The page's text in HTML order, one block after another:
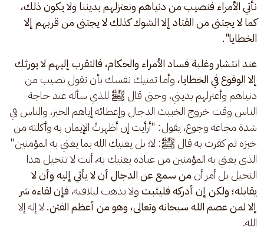
نأتي الأمراء فنصيب من دنياهم ونعتزلهم بديننا ولا يكون ذلك،
كما لا يجتنى من القتاد إلا الشوك كذلك لا يجتنى من قربهم إلا
الخطايا".
عند انتشار وغلبة فساد الأمراء والحكام، فالتقرب إليهم لا يورثك
إلا الوقوع في الخطايا، وأما تمنيك نفسك بأن تقول نصيب من
دنياهم وأعتزلهم بديني، وحتى قال ﷺ للذي سأله عند حاجة
الناس وقت خروج الخبيث الدجال وإعطائه إياهم الخبز، والناس في
شدة مجاعة وجوع، يقول: "أرأيت إن أظهرتُ الإيمان به وأكلته من
خبزه ثم كفرت به قال ﷺ: لا؛ بل يغنيك الله بما يغني به المؤمنين"
الذي يغني به المؤمنين من عباده يغنيك به، أنت لا تتخيل هذا
التخيل بل أمر أن من سمع عن الدجال أن لا يأتي إليه وأن لا
يقابله؛ ولكن إن أدركه فليثبت ولا يذهب ليلاقيه، فإن لقاءه شر
إلا لمن عصم الله سبحانه وتعالى، وهو من أعظم الفتن. لا إله إلا
الله.